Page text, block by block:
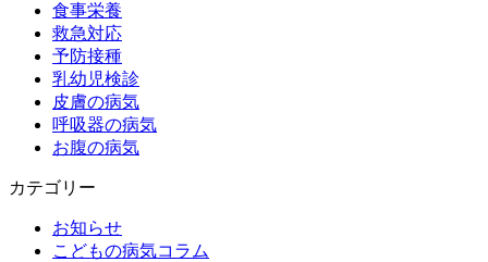
食事栄養
救急対応
予防接種
乳幼児検診
皮膚の病気
呼吸器の病気
お腹の病気
カテゴリー
お知らせ
こどもの病気コラム